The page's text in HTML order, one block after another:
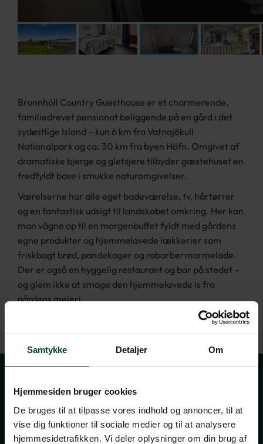
Samtykke Detaljer Om
Hjemmesiden bruger cookies
De bruges til at tilpasse vores indhold og annoncer, til at
vise dig funktioner til sociale medier og til at analysere
hjemmesidetrafikken. Vi deler oplysninger om din brug af
Brunnhóll Country Guesthouse er et charmerende,
familiedrevet pensionat beliggende på en gård i det
sydøstlige Island – kun 6 km fra Vatnajökull
Nationalpark og ca. 30 km fra byen Höfn. Omgivet af
dramatiske bjerge og gletsjere tilbyder gæstehuset en
fredfyldt base i smukke naturomgivelser.
Værelserne har alle eget badeværelse, tv, hårtørrer
og en fantastisk udsigt til landskabet omkring. Her kan
man vågne op til en morgenbuffet fyldt med gårdens
egne produkter og hjemmelavede lækkerier som
friskbagt brød, pandekager og rabarbermarmelade.
Der er også en hyggelig restaurant og bar på stedet –
og glem ikke at smage den hjemmelavede is fra
gårdens mejeri.
Tilmeld dig vores
nyhedsbrev